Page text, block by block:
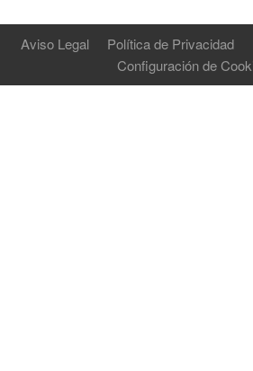
Aviso Legal Política de Privacidad
Configuración de